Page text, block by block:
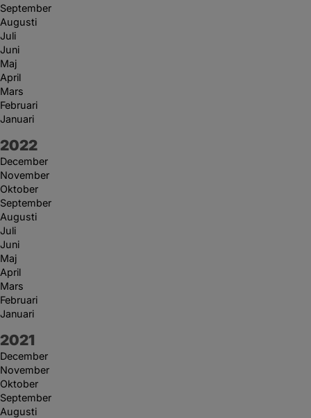
September
Augusti
Juli
Juni
Maj
April
Mars
Februari
Januari
År:
2022
December
November
Oktober
September
Augusti
Juli
Juni
Maj
April
Mars
Februari
Januari
År:
2021
December
November
Oktober
September
Augusti